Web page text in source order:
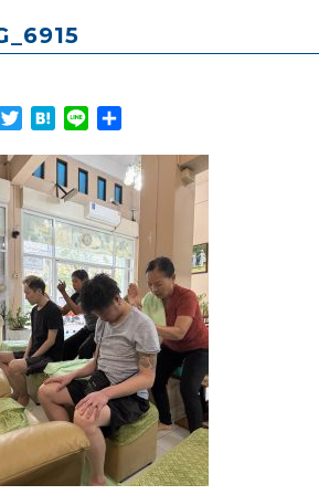
TwitterHatena
Line